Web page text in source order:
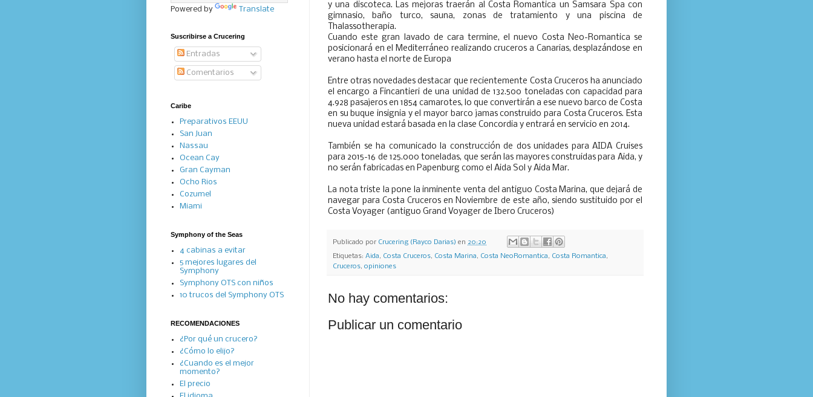
y una discoteca. Las mejoras traerán al Costa Romantica un Samsara Spa con
gimnasio, baño turco, sauna, zonas de tratamiento y una piscina de
Thalassotherapia.
Cuando este gran lavado de cara termine, el nuevo Costa Neo-Romantica se
posicionará en el Mediterráneo realizando cruceros a Canarias, desplazándose en
verano hasta el norte de Europa
Entre otras novedades destacar que recientemente Costa Cruceros ha anunciado
el encargo a Fincantieri de una unidad de 132.500 toneladas con capacidad para
4.928 pasajeros en 1854 camarotes, lo que convertirán a ese nuevo barco de Costa
en su buque insignia y el mayor barco jamas construido para Costa Cruceros. Esta
nueva unidad estará basada en la clase Concordia y entrará en servicio en 2014.
También se ha comunicado la construcción de dos unidades para AIDA Cruises
para 2015-16 de 125.000 toneladas, que serán las mayores construidas para Aida, y
no serán fabricadas en Papenburg como el Aida Sol y Aida Mar.
La nota triste la pone la inminente venta del antiguo Costa Marina, que dejará de
navegar para Costa Cruceros en Noviembre de este año, siendo sustituido por el
Costa Voyager (antiguo Grand Voyager de Ibero Cruceros)
Publicado por Crucering (Rayco Darias) en 20:20
Etiquetas: Aida, Costa Cruceros, Costa Marina, Costa NeoRomantica, Costa Romantica,
Cruceros, opiniones
No hay comentarios:
Publicar un comentario
Powered by Translate
Suscribirse a Crucering
Entradas
Comentarios
Caribe
Preparativos EEUU
San Juan
Nassau
Ocean Cay
Gran Cayman
Ocho Rios
Cozumel
Miami
Symphony of the Seas
4 cabinas a evitar
5 mejores lugares del
Symphony
Symphony OTS con niños
10 trucos del Symphony OTS
RECOMENDACIONES
¿Por qué un crucero?
¿Cómo lo elijo?
¿Cuando es el mejor
momento?
El precio